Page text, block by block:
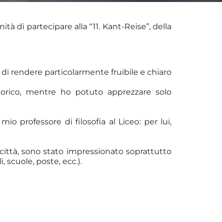
di partecipare alla “11. Kant-Reise”, della
rendere particolarmente fruibile e chiaro
mentre ho potuto apprezzare solo
professore di filosofia al Liceo: per lui,
sono stato impressionato soprattutto
scuole, poste, ecc.).